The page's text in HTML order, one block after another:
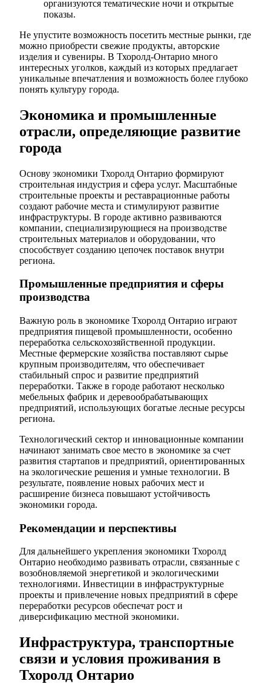
организуются тематические ночи и открытые
показы.
Не упустите возможность посетить местные рынки, где
можно приобрести свежие продукты, авторские
изделия и сувениры. В Тхоролд-Онтарио много
интересных уголков, каждый из которых предлагает
уникальные впечатления и возможность более глубоко
понять культуру города.
Экономика и промышленные
отрасли, определяющие развитие
города
Основу экономики Тхоролд Онтарио формируют
строительная индустрия и сфера услуг. Масштабные
строительные проекты и реставрационные работы
создают рабочие места и стимулируют развитие
инфраструктуры. В городе активно развиваются
компании, специализирующиеся на производстве
строительных материалов и оборудовании, что
способствует созданию цепочек поставок внутри
региона.
Промышленные предприятия и сферы
производства
Важную роль в экономике Тхоролд Онтарио играют
предприятия пищевой промышленности, особенно
переработка сельскохозяйственной продукции.
Местные фермерские хозяйства поставляют сырье
крупным производителям, что обеспечивает
стабильный спрос и развитие предприятий
переработки. Также в городе работают несколько
мебельных фабрик и деревообрабатывающих
предприятий, использующих богатые лесные ресурсы
региона.
Технологический сектор и инновационные компании
начинают занимать свое место в экономике за счет
развития стартапов и предприятий, ориентированных
на экологические решения и умные технологии. В
результате, появление новых рабочих мест и
расширение бизнеса повышают устойчивость
экономики города.
Рекомендации и перспективы
Для дальнейшего укрепления экономики Тхоролд
Онтарио необходимо развивать отрасли, связанные с
возобновляемой энергетикой и экологическими
технологиями. Инвестиции в инфраструктурные
проекты и привлечение новых предприятий в сфере
переработки ресурсов обеспечат рост и
диверсификацию местной экономики.
Инфраструктура, транспортные
связи и условия проживания в
Тхоролд Онтарио